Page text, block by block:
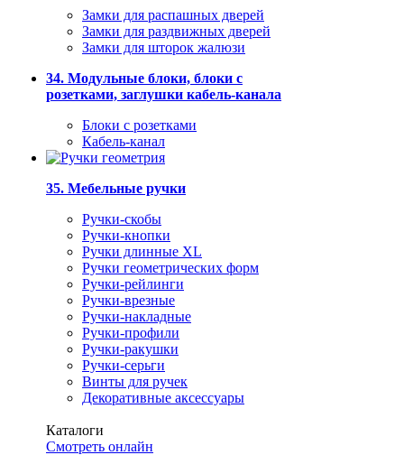
Замки для распашных дверей
Замки для раздвижных дверей
Замки для шторок жалюзи
34. Модульные блоки, блоки с
розетками, заглушки кабель-канала
Блоки с розетками
Кабель-канал
35. Мебельные ручки
Ручки-скобы
Ручки-кнопки
Ручки длинные XL
Ручки геометрических форм
Ручки-рейлинги
Ручки-врезные
Ручки-накладные
Ручки-профили
Ручки-ракушки
Ручки-серьги
Винты для ручек
Декоративные аксессуары
Каталоги
Смотреть онлайн